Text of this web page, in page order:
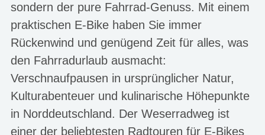
sondern der pure Fahrrad-Genuss. Mit einem
praktischen E-Bike haben Sie immer
Rückenwind und genügend Zeit für alles, was
den Fahrradurlaub ausmacht:
Verschnaufpausen in ursprünglicher Natur,
Kulturabenteuer und kulinarische Höhepunkte
in Norddeutschland. Der Weserradweg ist
einer der beliebtesten Radtouren für E-Bikes